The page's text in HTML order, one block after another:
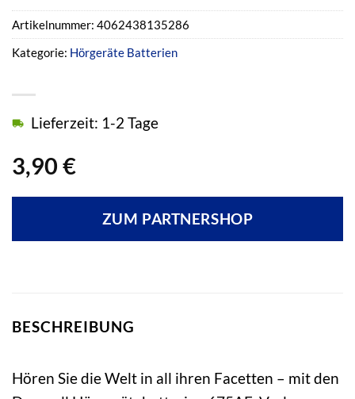
3,90 €
Lieferzeit: 1-2 Tage
ZUM PARTNERSHOP
Artikelnummer: 4062438135286
Kategorie: Hörgeräte Batterien
BESCHREIBUNG
Hören Sie die Welt in all ihren Facetten – mit den